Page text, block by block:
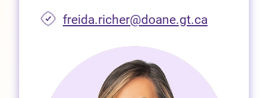
freida.richer@doane.gt.ca